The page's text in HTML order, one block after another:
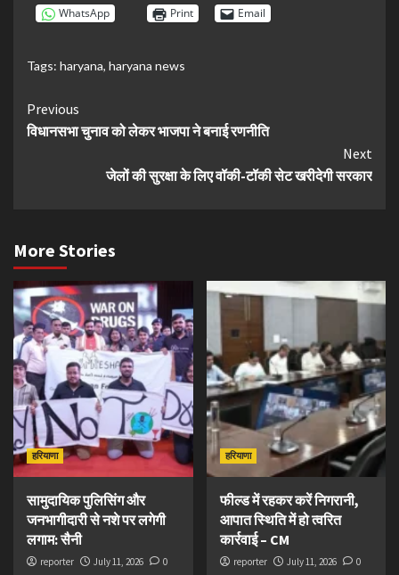
WhatsApp Print Email
Tags: haryana, haryana news
Continue
Reading
Previous
विधानसभा चुनाव को लेकर भाजपा ने बनाई रणनीति
Next
जेलों की सुरक्षा के लिए वॉकी-टॉकी सेट खरीदेगी सरकार
More Stories
हरियाणा
सामुदायिक पुलिसिंग और
जनभागीदारी से नशे पर लगेगी
लगाम: सैनी
reporter July 11, 2026 0
हरियाणा
फील्ड में रहकर करें निगरानी,
आपात स्थिति में हो त्वरित
कार्रवाई – CM
reporter July 11, 2026 0